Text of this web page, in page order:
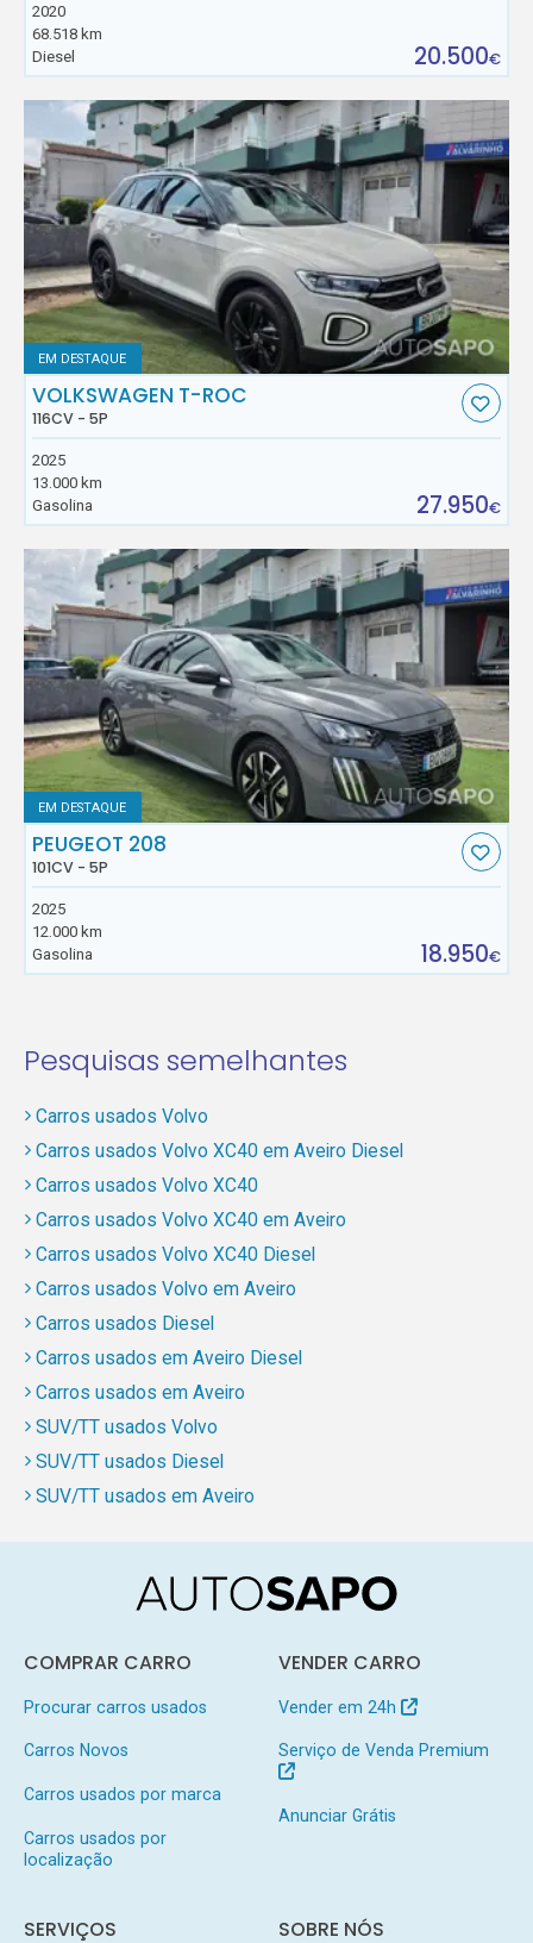
2020
68.518 km
Diesel
20.500€
EM DESTAQUE
VOLKSWAGEN T-ROC
116CV - 5P
2025
13.000 km
Gasolina
27.950€
EM DESTAQUE
PEUGEOT 208
101CV - 5P
2025
12.000 km
Gasolina
18.950€
Pesquisas semelhantes
Carros usados Volvo
Carros usados Volvo XC40 em Aveiro Diesel
Carros usados Volvo XC40
Carros usados Volvo XC40 em Aveiro
Carros usados Volvo XC40 Diesel
Carros usados Volvo em Aveiro
Carros usados Diesel
Carros usados em Aveiro Diesel
Carros usados em Aveiro
SUV/TT usados Volvo
SUV/TT usados Diesel
SUV/TT usados em Aveiro
COMPRAR CARRO
Procurar carros usados
Carros Novos
Carros usados por marca
Carros usados por
localização
VENDER CARRO
Vender em 24h
Serviço de Venda Premium
Anunciar Grátis
SERVIÇOS SOBRE NÓS